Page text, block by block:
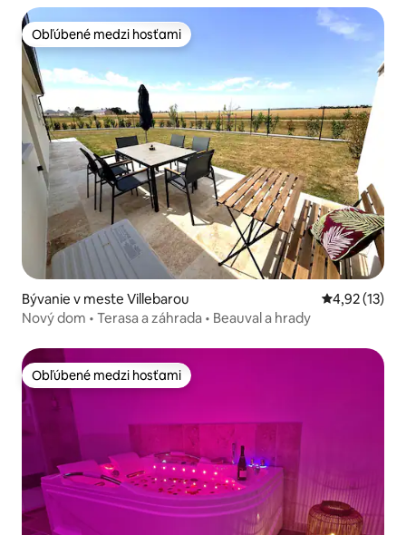
Obľúbené medzi hosťami
Obľúbené medzi hosťami
Bývanie v meste Villebarou Priemerné
4,92 (13)
Nový dom • Terasa a záhrada • Beauval a hrady
Obľúbené medzi hosťami
Obľúbené medzi hosťami